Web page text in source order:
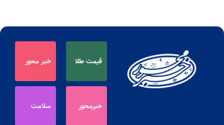
قیمت طلا خبر محور
خبرمحور سلامت